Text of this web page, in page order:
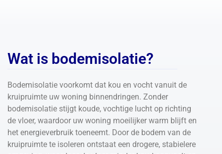
Wat is bodemisolatie?
Bodemisolatie voorkomt dat kou en vocht vanuit de
kruipruimte uw woning binnendringen. Zonder
bodemisolatie stijgt koude, vochtige lucht op richting
de vloer, waardoor uw woning moeilijker warm blijft en
het energieverbruik toeneemt. Door de bodem van de
kruipruimte te isoleren ontstaat een drogere, stabielere